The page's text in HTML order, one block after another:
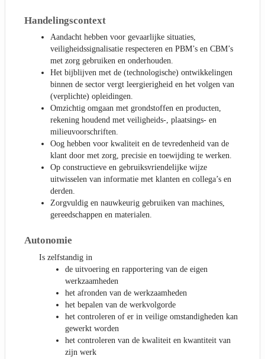
Handelingscontext
Aandacht hebben voor gevaarlijke situaties,
veiligheidssignalisatie respecteren en PBM’s en CBM’s
met zorg gebruiken en onderhouden.
Het bijblijven met de (technologische) ontwikkelingen
binnen de sector vergt leergierigheid en het volgen van
(verplichte) opleidingen.
Omzichtig omgaan met grondstoffen en producten,
rekening houdend met veiligheids-, plaatsings- en
milieuvoorschriften.
Oog hebben voor kwaliteit en de tevredenheid van de
klant door met zorg, precisie en toewijding te werken.
Op constructieve en gebruiksvriendelijke wijze
uitwisselen van informatie met klanten en collega’s en
derden.
Zorgvuldig en nauwkeurig gebruiken van machines,
gereedschappen en materialen.
Autonomie
Is zelfstandig in
de uitvoering en rapportering van de eigen
werkzaamheden
het afronden van de werkzaamheden
het bepalen van de werkvolgorde
het controleren of er in veilige omstandigheden kan
gewerkt worden
het controleren van de kwaliteit en kwantiteit van
zijn werk